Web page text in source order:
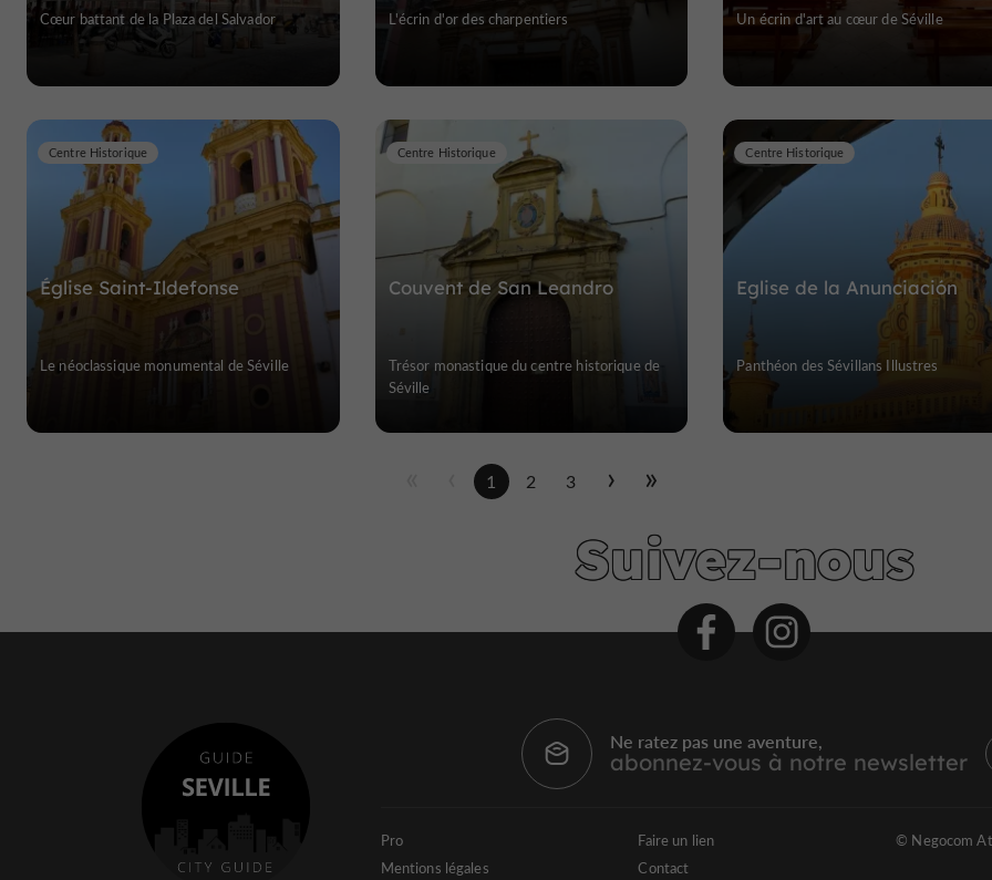
Cœur battant de la Plaza del Salvador L'écrin d'or des charpentiers Un écrin d'art au cœur de Séville
Église Saint-Ildefonse
Centre Historique
Le néoclassique monumental de Séville
Couvent de San Leandro
Centre Historique
Trésor monastique du centre historique de
Séville
Eglise de la Anunciación
Centre Historique
Panthéon des Sévillans Illustres
1 2 3
Suivez-nous
Ne ratez pas une aventure,
abonnez-vous à notre newsletter
Pro
Mentions légales
Faire un lien
Contact
© Negocom